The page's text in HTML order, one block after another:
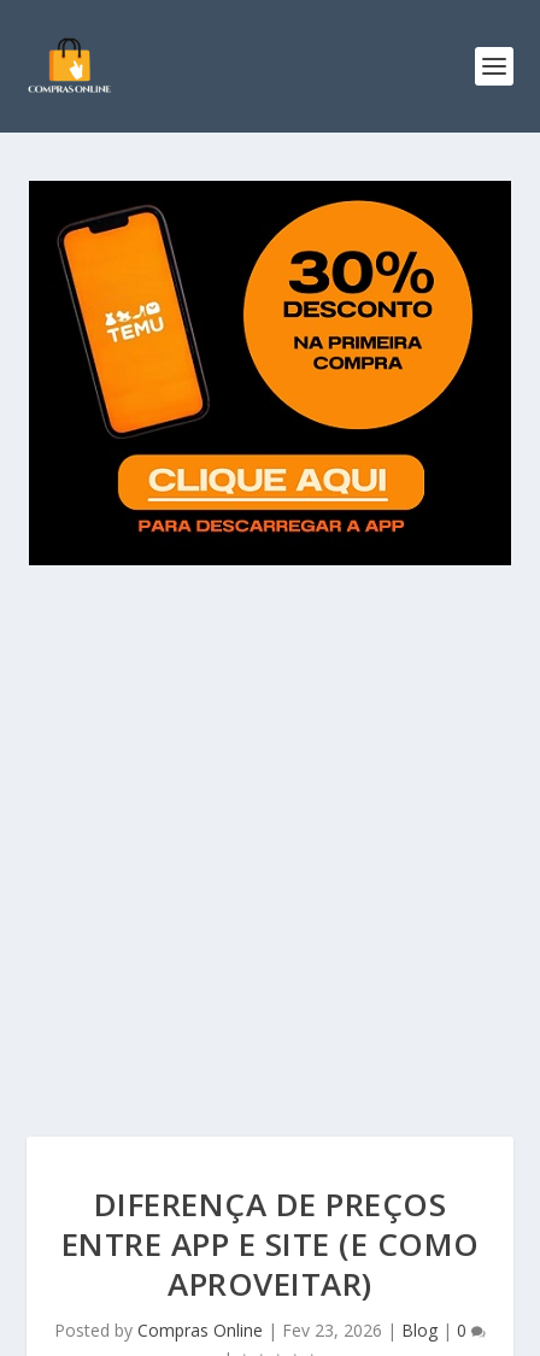
DIFERENÇA DE PREÇOS
ENTRE APP E SITE (E COMO
APROVEITAR)
Posted by Compras Online | Fev 23, 2026 | Blog | 0